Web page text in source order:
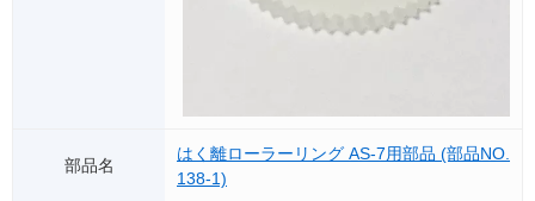
はく離ローラーリング AS-7用部品 (部品NO.
138-1)